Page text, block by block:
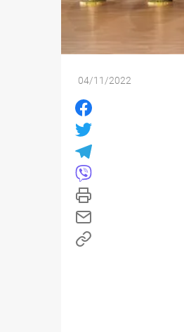
04/11/2022